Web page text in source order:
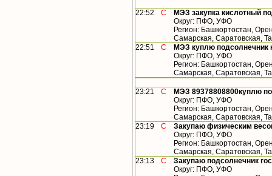
22:52 С
МЭЗ закупка кислотный
Округ: ПФО, УФО
Регион: Башкортостан,
Самарская, Саратовская,
22:51
С
МЭЗ куплю подсолнечник
Округ: ПФО, УФО
Регион: Башкортостан,
Самарская, Саратовская,
23:21 С
МЭЗ 89378808800куплю
Округ: ПФО, УФО
Регион: Башкортостан,
Самарская, Саратовская,
23:19
С
Закупаю физическим
Округ: ПФО, УФО
Регион: Башкортостан,
Самарская, Саратовская,
23:13
С
Закупаю подсолнечник
Округ: ПФО, УФО